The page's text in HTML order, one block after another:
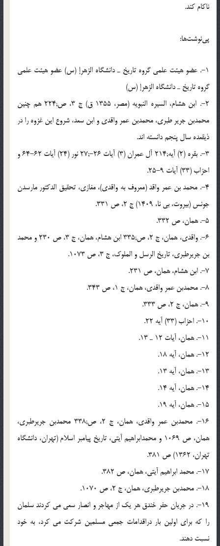
ناکام کند.
پی‌نوشت‌ها:
1-. عضو هیئت علمى گروه تاریخ ـ دانشگاه الزهرإ (س) عضو هیئت علمى
گروه تاریخ ـ دانشگاه الزهرإ (س)
2-. ابن هشام، السیره النبویه (مصر، 1355 ق) ج 3، ص;224 هم چنین
محمدبن جریر طبرى، محمدبن عمر واقدى و ابن سعد، شروع این غزوه را در
ذیقعده سال پنجم دانسته اند.
3-. بقره (2) آیه;214 آل عمران (3) آیات 26-;27 نور (24) آیات 62-64 و
احزاب (33) آیات 9-25.
4-. محمد بن عمر واقد (معروف به واقدى)، مغازى، تحقیق الدکتور مارسدن
جونس (بیروت، بى نا، 1409) ج 2، ص 331.
5-. همان، ص 332.
6-. واقدى، همان، ج 2، ص;335 ابن هشام، همان، ج 3، ص 230 و محمد
بن جریرطبرى، تاریخ الرسل و الملوک، ج 3، ص 1073.
7-. ابن هشام، همان، ص 231.
8-. محمدبن عمر واقدى، همان، ج 1، ص 343.
9-. همان، ج 2، ص 333.
10-. احزاب (33) آیه 22.
11-. همان، آیات 12 ـ 13.
12-. همان، آیه 18.
13-. همان، آیه 13.
14-. همان، آیه 14.
15-. همان، آیه 19.
16-. محمدبن عمر واقدى، همان، ج 2، ص;338 محمدبن جریرطبرى،
همان، ص 1069 و محمدابراهیم آیتى، تاریخ پیامبر اسلام (تهران، دانشگاه
تهران، 1362) ص 381.
17-. محمد ابراهیم آیتى، همان، ص 382.
18-. محمدبن جریرطبرى، همان، ج 2، ص 1070.
19-. در جریان حفر خندق هر یک از مهاجر و انصار سعى مى کردند سلمان
را که براى اولین بار دراقدامات جمعى مسلمین شرکت مى کرد، به خود
نسبت دهند.